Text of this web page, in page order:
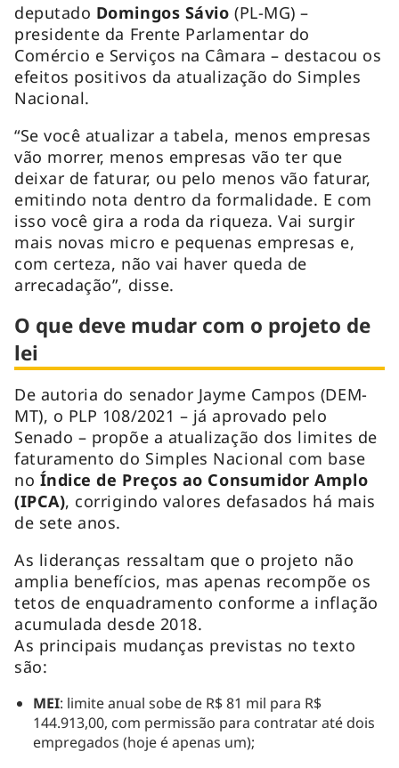
deputado Domingos Sávio (PL-MG) –
presidente da Frente Parlamentar do
Comércio e Serviços na Câmara – destacou os
efeitos positivos da atualização do Simples
Nacional.
“Se você atualizar a tabela, menos empresas
vão morrer, menos empresas vão ter que
deixar de faturar, ou pelo menos vão faturar,
emitindo nota dentro da formalidade. E com
isso você gira a roda da riqueza. Vai surgir
mais novas micro e pequenas empresas e,
com certeza, não vai haver queda de
arrecadação”, disse.
O que deve mudar com o projeto de
lei
De autoria do senador Jayme Campos (DEM-
MT), o PLP 108/2021 – já aprovado pelo
Senado – propõe a atualização dos limites de
faturamento do Simples Nacional com base
no Índice de Preços ao Consumidor Amplo
(IPCA), corrigindo valores defasados há mais
de sete anos.
As lideranças ressaltam que o projeto não
amplia benefícios, mas apenas recompõe os
tetos de enquadramento conforme a inflação
acumulada desde 2018.
As principais mudanças previstas no texto
são:
MEI: limite anual sobe de R$ 81 mil para R$
144.913,00, com permissão para contratar até dois
empregados (hoje é apenas um);